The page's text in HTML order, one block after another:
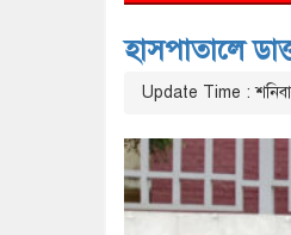
হাসপাতালে
Update Time :